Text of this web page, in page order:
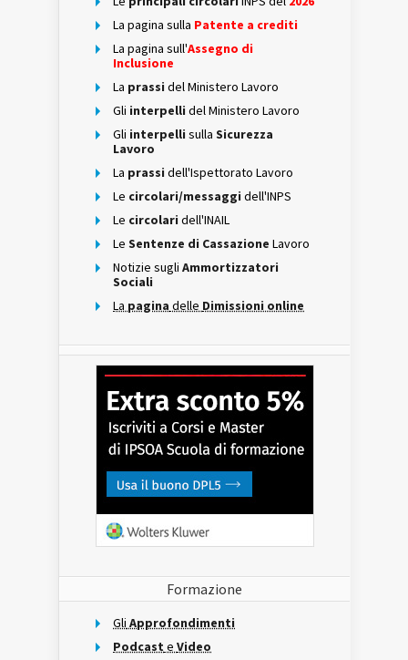
La pagina sulla Patente a crediti
La pagina sull'Assegno di
Inclusione
La prassi del Ministero Lavoro
Gli interpelli del Ministero Lavoro
Gli interpelli sulla Sicurezza
Lavoro
La prassi dell'Ispettorato Lavoro
Le circolari/messaggi dell'INPS
Le circolari dell'INAIL
Le Sentenze di Cassazione Lavoro
Notizie sugli Ammortizzatori
Sociali
La pagina delle Dimissioni online
Formazione
Gli Approfondimenti
Podcast e Video